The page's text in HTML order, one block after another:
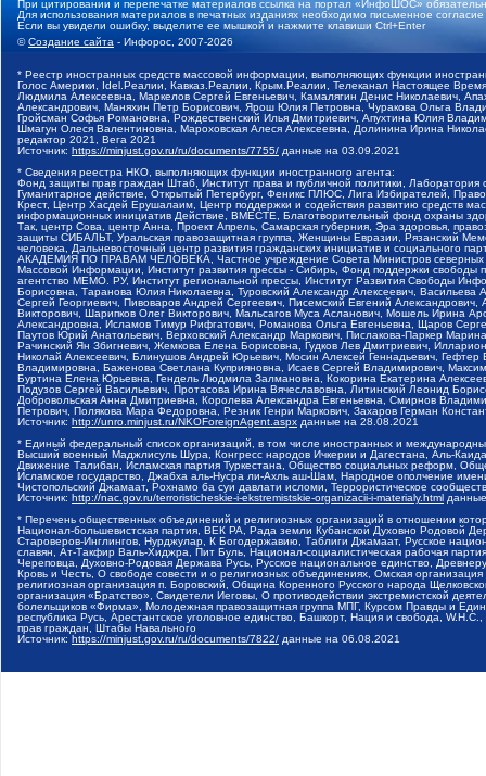
При цитировании и перепечатке материалов ссылка на портал «ИнфоШОС»
Для использования материалов в печатных изданиях необходимо письменное
Если вы увидели ошибку, выделите ее мышкой и нажмите клавиши Ctrl+Enter
©Создание сайта - Инфорос, 2007-2026
* Реестр иностранных средств массовой информации, выполняющих функции
Голос Америки, Idel.Реалии, Кавказ.Реалии, Крым.Реалии, Телеканал Настоящее
Людмила Алексеевна, Маркелов Сергей Евгеньевич, Камалягин Денис Николаевич,
Александрович, Маняхин Петр Борисович, Ярош Юлия Петровна, Чуракова Ольга
Гройсман Софья Романовна, Рождественский Илья Дмитриевич, Апухтина Юлия
Шмагун Олеся Валентиновна, Мароховская Алеся Алексеевна, Долинина Ирина
редактор 2021, Вега 2021
Источник: https://minjust.gov.ru/ru/documents/7755/ данные на 03.09.2021
* Сведения реестра НКО, выполняющих функции иностранного агента:
Фонд защиты прав граждан Штаб, Институт права и публичной политики,
Гуманитарное действие, Открытый Петербург, Феникс ПЛЮС, Лига Избирателей,
Крест, Центр Хасдей Ерушалаим, Центр поддержки и содействия развитию средств
информационных инициатив Действие, ВМЕСТЕ, Благотворительный фонд охраны
Так, центр Сова, центр Анна, Проект Апрель, Самарская губерния, Эра здоровья,
защиты СИБАЛЬТ, Уральская правозащитная группа, Женщины Евразии, Рязанский
человека, Дальневосточный центр развития гражданских инициатив и социального
АКАДЕМИЯ ПО ПРАВАМ ЧЕЛОВЕКА, Частное учреждение Совета Министров северных
Массовой Информации, Институт развития прессы - Сибирь, Фонд поддержки
агентство МЕМО. РУ, Институт региональной прессы, Институт Развития Свободы
Борисовна, Таранова Юлия Николаевна, Туровский Александр Алексеевич,
Сергей Георгиевич, Пивоваров Андрей Сергеевич, Писемский Евгений
Викторович, Шарипков Олег Викторович, Мальсагов Муса Асланович, Мошель Ирина
Александровна, Исламов Тимур Рифгатович, Романова Ольга Евгеньевна, Щаров
Паутов Юрий Анатольевич, Верховский Александр Маркович, Пислакова-Паркер
Рачинский Ян Збигневич, Жемкова Елена Борисовна, Гудков Лев Дмитриевич,
Николай Алексеевич, Блинушов Андрей Юрьевич, Мосин Алексей Геннадьевич,
Владимировна, Баженова Светлана Куприяновна, Исаев Сергей Владимирович,
Буртина Елена Юрьевна, Гендель Людмила Залмановна, Кокорина Екатерина
Подузов Сергей Васильевич, Протасова Ирина Вячеславовна, Литинский Леонид
Добровольская Анна Дмитриевна, Королева Александра Евгеньевна, Смирнов
Петрович, Полякова Мара Федоровна, Резник Генри Маркович, Захаров Герман
Источник: http://unro.minjust.ru/NKOForeignAgent.aspx данные на 28.08.2021
* Единый федеральный список организаций, в том числе иностранных и
Высший военный Маджлисуль Шура, Конгресс народов Ичкерии и Дагестана, Аль-
Движение Талибан, Исламская партия Туркестана, Общество социальных реформ,
Исламское государство, Джабха аль-Нусра ли-Ахль аш-Шам, Народное ополчение
Чистопольский Джамаат, Рохнамо ба суи давлати исломи, Террористическое
Источник: http://nac.gov.ru/terroristicheskie-i-ekstremistskie-organizacii-i-materialy.html
* Перечень общественных объединений и религиозных организаций в отношении
Национал-большевистская партия, ВЕК РА, Рада земли Кубанской Духовно Родовой
Староверов-Инглингов, Нурджулар, К Богодержавию, Таблиги Джамаат, Русское
славян, Ат-Такфир Валь-Хиджра, Пит Буль, Национал-социалистическая рабочая
Череповца, Духовно-Родовая Держава Русь, Русское национальное единство,
Кровь и Честь, О свободе совести и о религиозных объединениях, Омская
религиозная организация п. Боровский, Община Коренного Русского народа
организация «Братство», Свидетели Иеговы, О противодействии экстремистской
болельщиков «Фирма», Молодежная правозащитная группа МПГ, Курсом Правды и
республика Русь, Арестантское уголовное единство, Башкорт, Нация и свобода,
прав граждан, Штабы Навального
Источник: https://minjust.gov.ru/ru/documents/7822/ данные на 06.08.2021